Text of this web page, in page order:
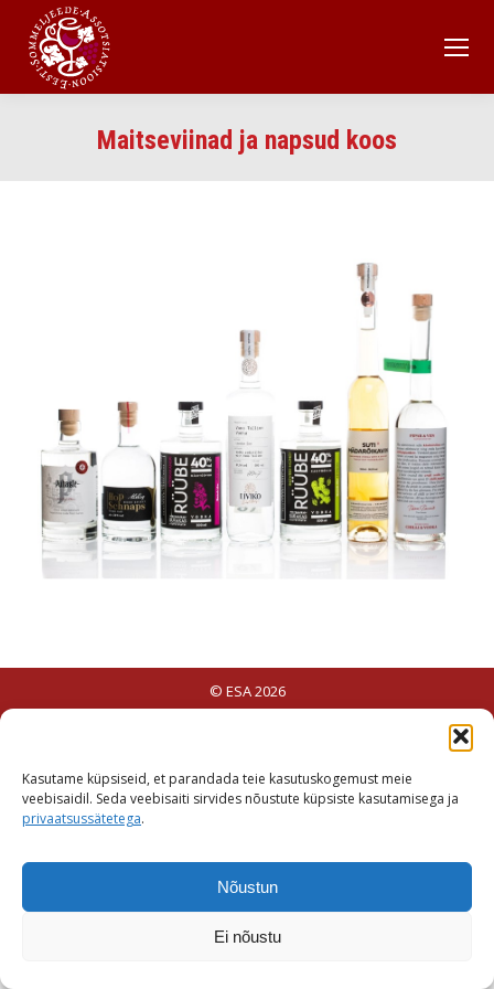
Kasutame küpsiseid, et parandada teie kasutuskogemust meie
veebisaidil. Seda veebisaiti sirvides nõustute küpsiste kasutamisega ja
privaatsussätetega.
Nõustun
Ei nõustu
Maitseviinad ja napsud koos
© ESA 2026